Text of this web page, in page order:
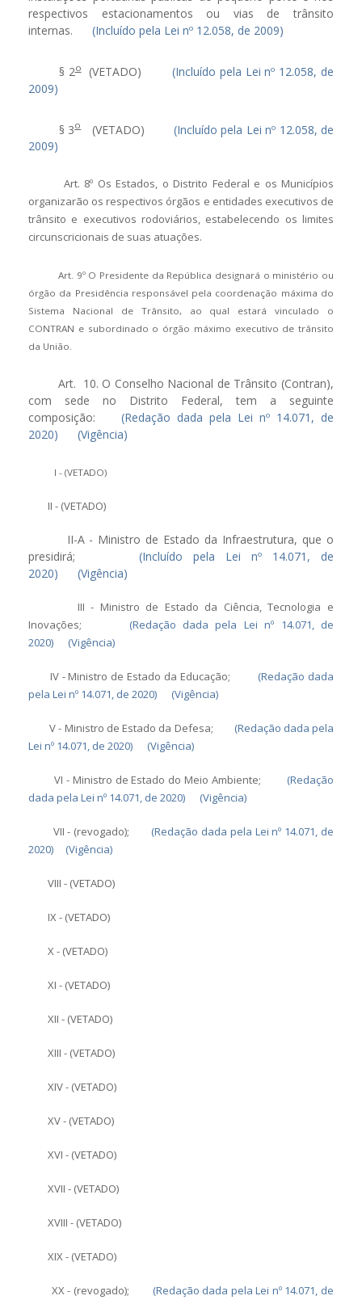
respectivos estacionamentos ou vias de trânsito
internas. (Incluído pela Lei nº 12.058, de 2009)
§ 2o(VETADO)(Incluído pela Lei nº 12.058, de
2009)
§ 3o(VETADO) (Incluído pela Lei nº 12.058, de
2009)
Art. 8º Os Estados, o Distrito Federal e os Municípios
organizarão os respectivos órgãos e entidades executivos de
trânsito e executivos rodoviários, estabelecendo os limites
circunscricionais de suas atuações.
Art. 9º O Presidente da República designará o ministério ou
órgão da Presidência responsável pela coordenação máxima do
Sistema Nacional de Trânsito, ao qual estará vinculado o
CONTRAN e subordinado o órgão máximo executivo de trânsito
da União.
Art. 10. O Conselho Nacional de Trânsito (Contran),
com sede no Distrito Federal, tem a seguinte
composição:
(Redação dada pela Lei nº 14.071, de
2020)
(Vigência)
I - (VETADO)
II - (VETADO)
II-A - Ministro de Estado da Infraestrutura, que o
presidirá;
(Incluído pela Lei nº 14.071, de
2020)
(Vigência)
III - Ministro de Estado da Ciência, Tecnologia e
Inovações;
(Redação dada pela Lei nº 14.071, de
2020)
(Vigência)
IV - Ministro de Estado da Educação;
(Redação dada
pela Lei nº 14.071, de 2020)
(Vigência)
V - Ministro de Estado da Defesa;
(Redação dada pela
Lei nº 14.071, de 2020)
(Vigência)
VI - Ministro de Estado do Meio Ambiente;
(Redação
dada pela Lei nº 14.071, de 2020)
(Vigência)
VII - (revogado);
(Redação dada pela Lei nº 14.071, de
2020)
(Vigência)
VIII - (VETADO)
IX - (VETADO)
X - (VETADO)
XI - (VETADO)
XII - (VETADO)
XIII - (VETADO)
XIV - (VETADO)
XV - (VETADO)
XVI - (VETADO)
XVII - (VETADO)
XVIII - (VETADO)
XIX - (VETADO)
XX - (revogado);
(Redação dada pela Lei nº 14.071, de